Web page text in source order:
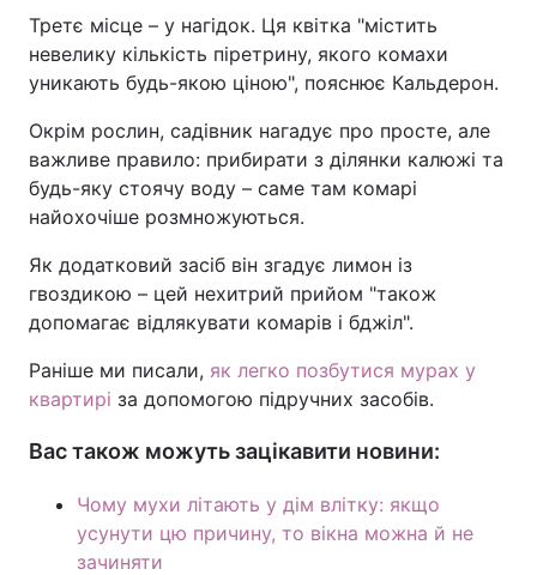
Третє місце – у нагідок. Ця квітка "містить
невелику кількість піретрину, якого комахи
уникають будь-якою ціною", пояснює Кальдерон.
Окрім рослин, садівник нагадує про просте, але
важливе правило: прибирати з ділянки калюжі та
будь-яку стоячу воду – саме там комарі
найохочіше розмножуються.
Як додатковий засіб він згадує лимон із
гвоздикою – цей нехитрий прийом "також
допомагає відлякувати комарів і бджіл".
Раніше ми писали, як легко позбутися мурах у
квартирі за допомогою підручних засобів.
Вас також можуть зацікавити новини:
Чому мухи літають у дім влітку: якщо
усунути цю причину, то вікна можна й не
зачиняти